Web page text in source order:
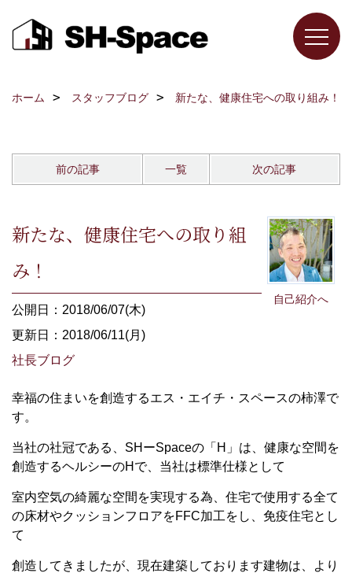
ホーム スタッフブログ 新たな、健康住宅への取り組み！
前の記事 一覧 次の記事
自己紹介へ
新たな、健康住宅への取り組
み！
公開日：2018/06/07(木)
更新日：2018/06/11(月)
社長ブログ
幸福の住まいを創造するエス・エイチ・スペースの柿澤で
す。
当社の社冠である、SHーSpaceの「H」は、健康な空間を
創造するヘルシーのHで、当社は標準仕様として
室内空気の綺麗な空間を実現する為、住宅で使用する全て
の床材やクッションフロアをFFC加工をし、免疫住宅とし
て
創造してきましたが、現在建築しております建物は、より